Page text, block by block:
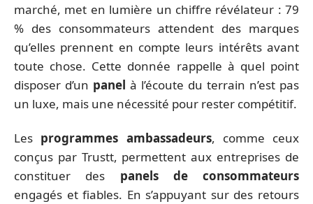
marché, met en lumière un chiffre révélateur : 79
% des consommateurs attendent des marques
qu’elles prennent en compte leurs intérêts avant
toute chose. Cette donnée rappelle à quel point
disposer d’un panel à l’écoute du terrain n’est pas
un luxe, mais une nécessité pour rester compétitif.
Les programmes ambassadeurs, comme ceux
conçus par Trustt, permettent aux entreprises de
constituer des panels de consommateurs
engagés et fiables. En s’appuyant sur des retours